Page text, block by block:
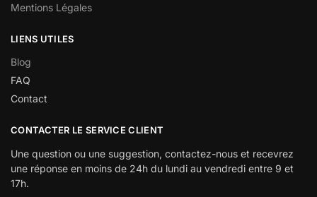
Mentions Légales
LIENS UTILES
Blog
FAQ
Contact
CONTACTER LE SERVICE CLIENT
Une question ou une suggestion, contactez-nous et recevrez
une réponse en moins de 24h du lundi au vendredi entre 9 et
17h.